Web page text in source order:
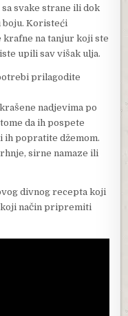
svake strane ili dok
boju. Koristeći
na tanjur koji ste
upili sav višak ulja.
prilagodite
nadjevima po
da ih pospete
ih popratite džemom.
sirne namaze ili
divnog recepta koji
koji način pripremiti